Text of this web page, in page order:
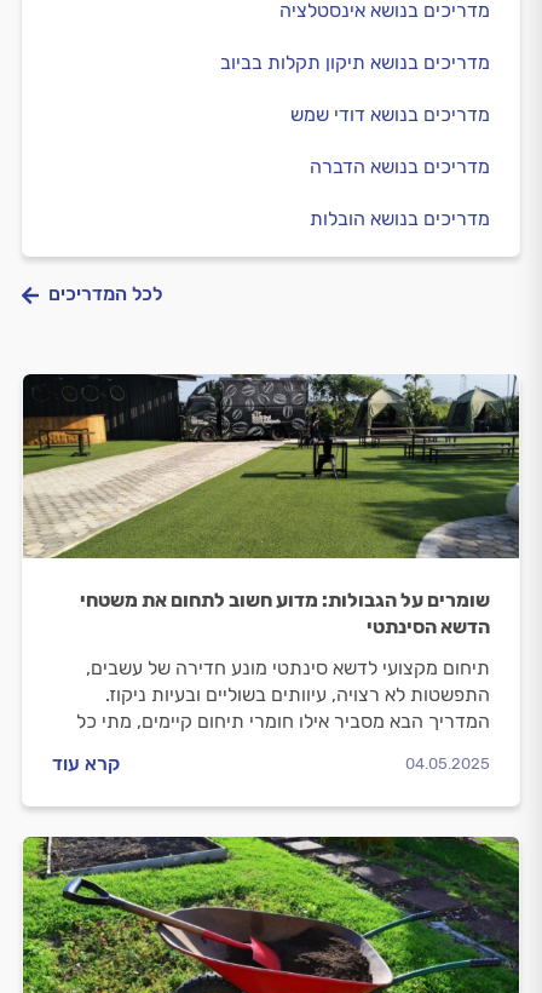
מדריכים בנושא אינסטלציה
מדריכים בנושא תיקון תקלות בביוב
מדריכים בנושא דודי שמש
מדריכים בנושא הדברה
מדריכים בנושא הובלות
לכל המדריכים
שומרים על הגבולות: מדוע חשוב לתחום את משטחי
הדשא הסינתטי
תיחום מקצועי לדשא סינתטי מונע חדירה של עשבים,
התפשטות לא רצויה, עיוותים בשוליים ובעיות ניקוז.
המדריך הבא מסביר אילו חומרי תיחום קיימים, מתי כל
לדעת אם ההתקנה שבוצעה אצלכם איכותית או לא
04.05.2025 קרא עוד